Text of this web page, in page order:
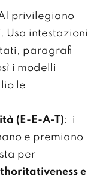
privilegiano
. Usa intestazioni
paragrafi
i modelli
le
(E-E-A-T): i
e premiano
per
e